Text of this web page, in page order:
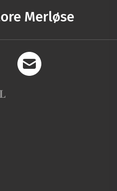
Merløse